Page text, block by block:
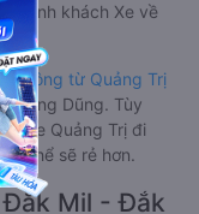
hành khách Xe về
Nông từ Quảng Trị
Dũng. Tùy
Xe Quảng Trị đi
thể sẽ rẻ hơn.
Đăk Mil - Đắk